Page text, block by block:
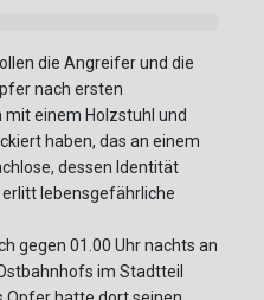
die Angreifer und die
nach ersten
einem Holzstuhl und
haben, das an einem
dessen Identität
lebensgefährliche
gegen 01.00 Uhr nachts an
im Stadtteil